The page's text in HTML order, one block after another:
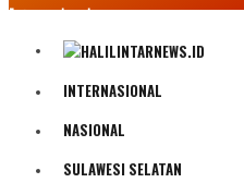
Internasional
Politik
INTERNASIONAL
NASIONAL
SULAWESI SELATAN